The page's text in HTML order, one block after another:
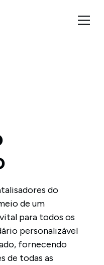
do
de um
para todos os
personalizável
fornecendo
de todas as